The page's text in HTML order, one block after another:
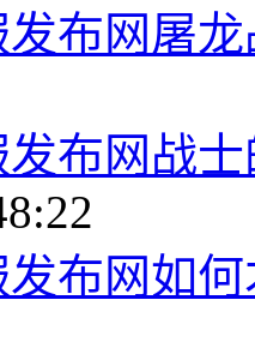
布网屠
布网战
布网如